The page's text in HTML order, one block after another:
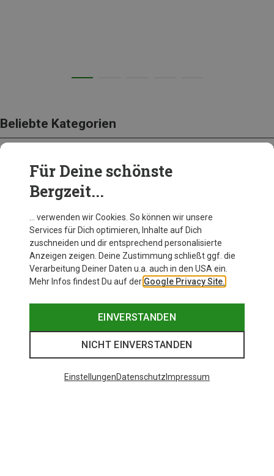
Beliebte Kategorien
BEKLEIDUNG
Für Deine schönste
Bergzeit...
… verwenden wir Cookies. So können wir unsere
Services für Dich optimieren, Inhalte auf Dich
zuschneiden und dir entsprechend personalisierte
Anzeigen zeigen. Deine Zustimmung schließt ggf. die
Verarbeitung Deiner Daten u.a. auch in den USA ein.
Mehr Infos findest Du auf der Google Privacy Site.
EINVERSTANDEN
NICHT EINVERSTANDEN
EinstellungenDatenschutz Impressum